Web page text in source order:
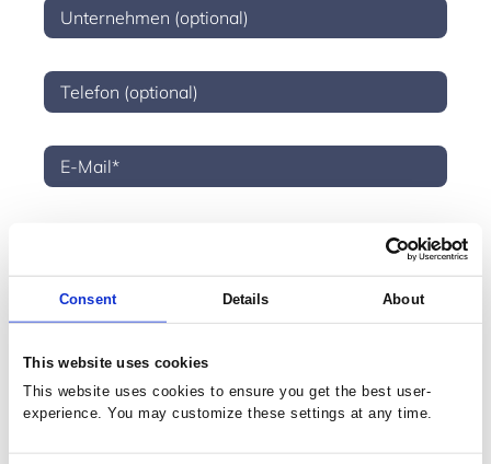
Consent Details About
This website uses cookies
This website uses cookies to ensure you get the best user-
experience. You may customize these settings at any time.
Ja, ich möchte Informationen zu den Produkten, News und
Events, die mich interessieren, per E-Mail erhalten. Ich kann
diese Einstellungen jederzeit ändern.
Nein, ich möchte keine E-Mail-Benachrichtigungen von
* Pflichtfeld:
Hiermit stimme ich zu, dass meine oben eingegebenen